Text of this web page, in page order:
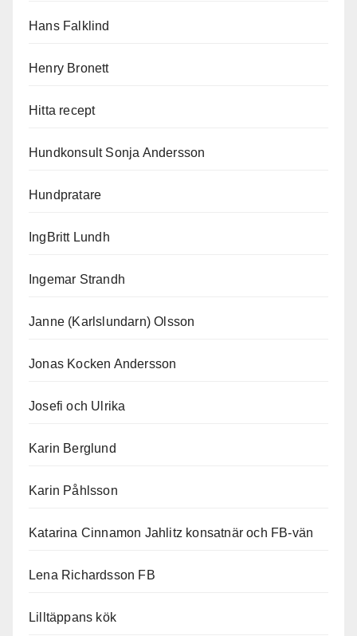
Hans Falklind
Henry Bronett
Hitta recept
Hundkonsult Sonja Andersson
Hundpratare
IngBritt Lundh
Ingemar Strandh
Janne (Karlslundarn) Olsson
Jonas Kocken Andersson
Josefi och Ulrika
Karin Berglund
Karin Påhlsson
Katarina Cinnamon Jahlitz konsatnär och FB-vän
Lena Richardsson FB
Lilltäppans kök